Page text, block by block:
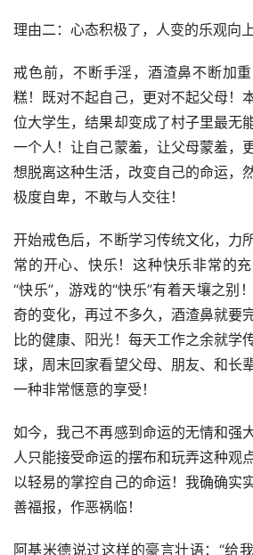
理由二：心态积极了，人变的乐观向上
戒色前，不断手淫，酒渣鼻不断加
糕！既对不起自己，更对不起父母！
位大学生，结果却变成了村子里最无
一个人！让自己蒙羞，让父母蒙羞，
想脱离这种生活，改变自己的命运，
极度自卑，不敢与人交往！
开始戒色后，不断学习传统文化，力
常的开心、快乐！这种快乐非常的
“快乐”，游戏的“快乐”有着天壤之别
奇的变化，再过不多久，酒渣鼻就要
比的健康、阳光！每天工作之余就学
球，周末回家看望父母、朋友、和长
一种非常惬意的享受！
如今，我己不再感到命运的无情和强
人只能接受命运的摆布和玩弄这种观
以轻易的掌控自己的命运！我确确实
善福报，作恶祸临！
阿基米德说过这样的豪言壮语：“给